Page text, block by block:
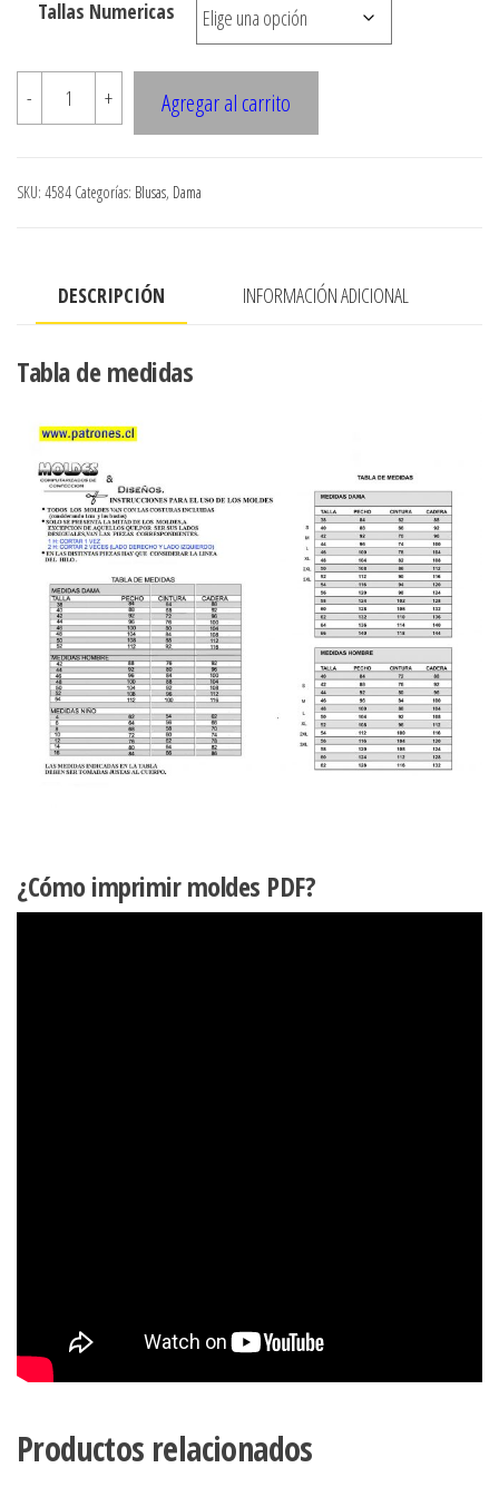
$7.900
Tallas Numericas
-
4584
cantidad
+ Agregar al carrito
SKU: 4584 Categorías: Blusas, Dama
DESCRIPCIÓN INFORMACIÓN ADICIONAL
Tabla de medidas
¿Cómo imprimir moldes PDF?
Productos relacionados